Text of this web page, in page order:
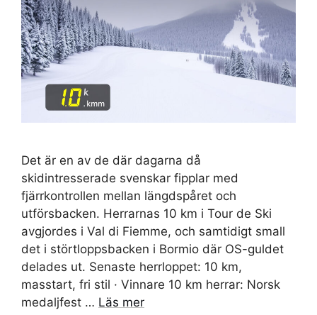
Det är en av de där dagarna då
skidintresserade svenskar fipplar med
fjärrkontrollen mellan längdspåret och
utförsbacken. Herrarnas 10 km i Tour de Ski
avgjordes i Val di Fiemme, och samtidigt small
det i störtloppsbacken i Bormio där OS-guldet
delades ut. Senaste herrloppet: 10 km,
masstart, fri stil · Vinnare 10 km herrar: Norsk
medaljfest … Läs mer